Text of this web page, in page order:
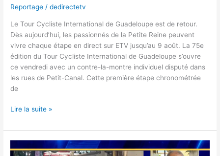
Reportage /dedirectetv
Le Tour Cycliste International de Guadeloupe est de retour.
Dès aujourd’hui, les passionnés de la Petite Reine peuvent
vivre chaque étape en direct sur ETV jusqu’au 9 août. La 75e
édition du Tour Cycliste International de Guadeloupe s’ouvre
ce vendredi avec un contre-la-montre individuel disputé dans
les rues de Petit-Canal. Cette première étape chronométrée
de
Lire la suite »